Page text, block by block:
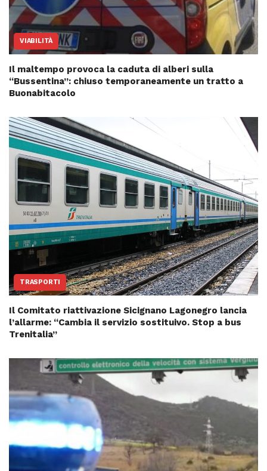
VIABILITÀ
Il maltempo provoca la caduta di alberi sulla
“Bussentina”: chiuso temporaneamente un tratto a
Buonabitacolo
TRASPORTI
Il Comitato riattivazione Sicignano Lagonegro lancia
l’allarme: “Cambia il servizio sostituivo. Stop a bus
Trenitalia”